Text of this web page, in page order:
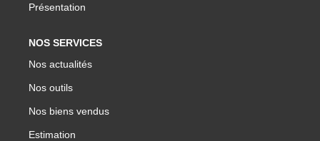
Présentation
NOS SERVICES
Nos actualités
Nos outils
Nos biens vendus
Estimation